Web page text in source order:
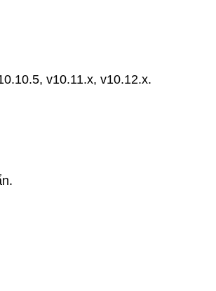
v10.11.x, v10.12.x.